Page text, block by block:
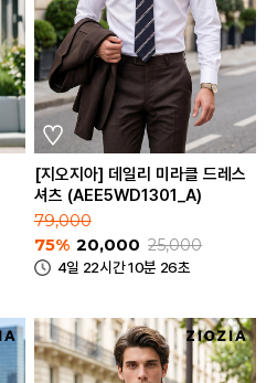
[지오지아] 데일리 미라클 드레스
셔츠 (AEE5WD1301_A)
79,000
75% 20,000 25,000
4일 22시간 10분 26초